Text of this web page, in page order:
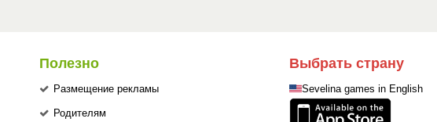
Полезно
Размещение рекламы
Родителям
Выбрать страну
Sevelina games in English